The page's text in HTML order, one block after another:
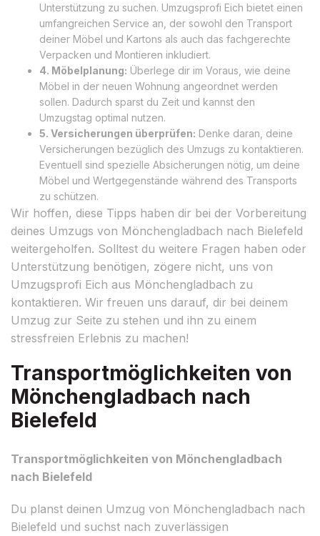
Unterstützung zu suchen. Umzugsprofi Eich bietet einen
umfangreichen Service an, der sowohl den Transport
deiner Möbel und Kartons als auch das fachgerechte
Verpacken und Montieren inkludiert.
4. Möbelplanung: Überlege dir im Voraus, wie deine
Möbel in der neuen Wohnung angeordnet werden
sollen. Dadurch sparst du Zeit und kannst den
Umzugstag optimal nutzen.
5. Versicherungen überprüfen: Denke daran, deine
Versicherungen bezüglich des Umzugs zu kontaktieren.
Eventuell sind spezielle Absicherungen nötig, um deine
Möbel und Wertgegenstände während des Transports
zu schützen.
Wir hoffen, diese Tipps haben dir bei der Vorbereitung
deines Umzugs von Mönchengladbach nach Bielefeld
weitergeholfen. Solltest du weitere Fragen haben oder
Unterstützung benötigen, zögere nicht, uns von
Umzugsprofi Eich aus Mönchengladbach zu
kontaktieren. Wir freuen uns darauf, dir bei deinem
Umzug zur Seite zu stehen und ihn zu einem
stressfreien Erlebnis zu machen!
Transportmöglichkeiten von
Mönchengladbach nach
Bielefeld
Transportmöglichkeiten von Mönchengladbach
nach Bielefeld
Du planst deinen Umzug von Mönchengladbach nach
Bielefeld und suchst nach zuverlässigen